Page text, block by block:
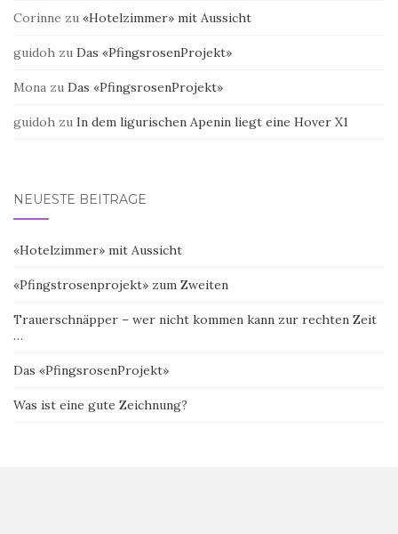
Corinne zu «Hotelzimmer» mit Aussicht
guidoh zu Das «PfingsrosenProjekt»
Mona zu Das «PfingsrosenProjekt»
guidoh zu In dem ligurischen Apenin liegt eine Hover X1
NEUESTE BEITRÄGE
«Hotelzimmer» mit Aussicht
«Pfingstrosenprojekt» zum Zweiten
Trauerschnäpper – wer nicht kommen kann zur rechten Zeit
…
Das «PfingsrosenProjekt»
Was ist eine gute Zeichnung?